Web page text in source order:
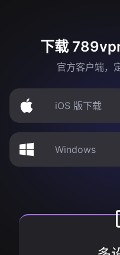
下载
官方客户端，
iOS 版下载
Windows